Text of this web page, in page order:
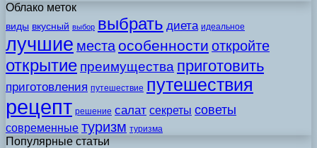
Облако меток
виды вкусный выбор выбрать диета идеальное
лучшие места особенности откройте
открытие преимущества приготовить
приготовления путешествие путешествия
рецепт решение салат секреты советы
современные туризм туризма
Популярные статьи